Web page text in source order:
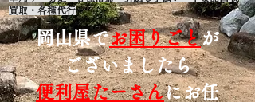
買取・各種代行
岡山県でお困りごとが
ございましたら
便利屋たーさんにお任